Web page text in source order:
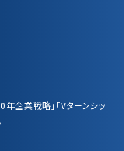
年企業戦略」「Vターンシッ